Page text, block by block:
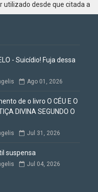
utilizado desde que citada a
- Suicídio! Fuja dessa
Ago 01, 2026
de o livro O CÉU E O
DIVINA SEGUNDO O
Jul 31, 2026
suspensa
Jul 04, 2026